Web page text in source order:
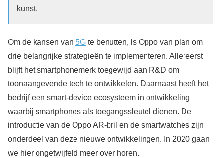
kunst.
Om de kansen van 5G te benutten, is Oppo van plan om
drie belangrijke strategieën te implementeren. Allereerst
blijft het smartphonemerk toegewijd aan R&D om
toonaangevende tech te ontwikkelen. Daarnaast heeft het
bedrijf een smart-device ecosysteem in ontwikkeling
waarbij smartphones als toegangssleutel dienen. De
introductie van de Oppo AR-bril en de smartwatches zijn
onderdeel van deze nieuwe ontwikkelingen. In 2020 gaan
we hier ongetwijfeld meer over horen.